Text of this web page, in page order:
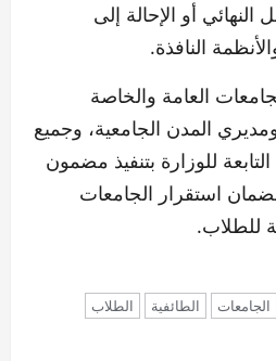
أو الإحالة إلى
النافذة.
العامة والخاصة
ومديري المدن الجامعية، وجميع
للوزارة بتنفيذ مضمون
استقرار الجامعات
للطلاب.
الجامعات الطائفية
الطلاب